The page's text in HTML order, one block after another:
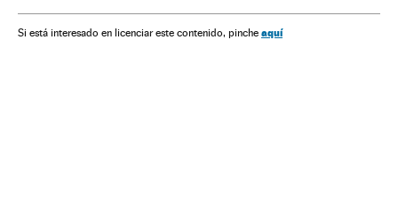
Ideologias Programas informáticos Celular História
Si está interesado en licenciar este contenido, pinche aquí